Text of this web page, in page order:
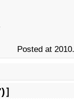
Posted at
］